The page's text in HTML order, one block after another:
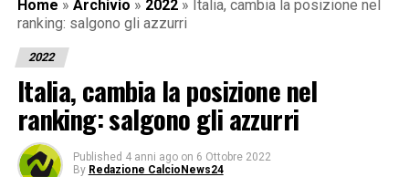
Home » Archivio » 2022 » Italia, cambia la posizione nel
ranking: salgono gli azzurri
2022
Italia, cambia la posizione nel
ranking: salgono gli azzurri
Published 4 anni ago on 6 Ottobre 2022
By Redazione CalcioNews24